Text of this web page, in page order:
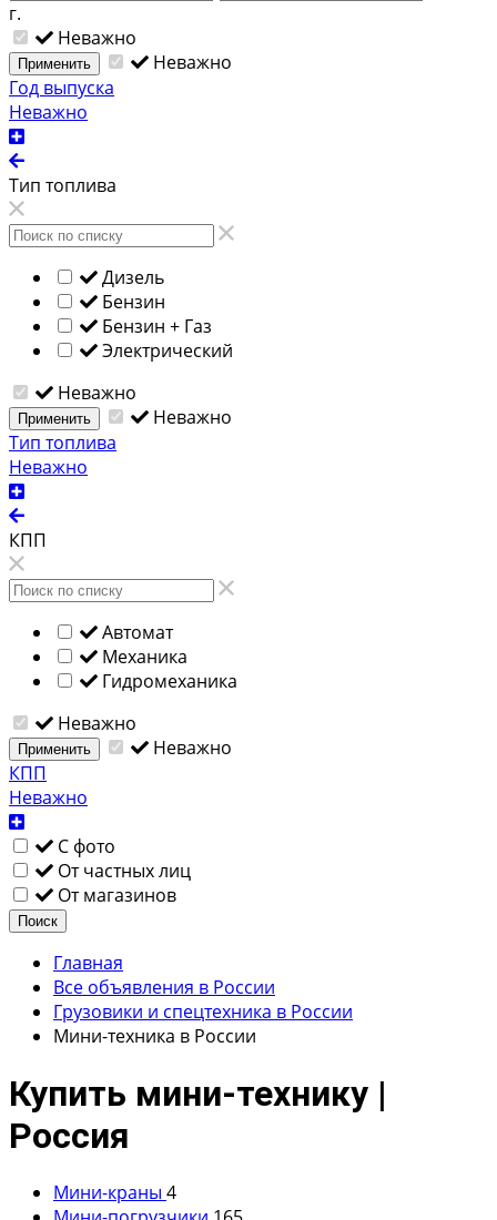
г.
Неважно
Применить
Неважно
Год выпуска
Неважно
Тип топлива
Дизель
Бензин
Бензин + Газ
Электрический
Неважно
Применить
Неважно
Тип топлива
Неважно
КПП
Автомат
Механика
Гидромеханика
Неважно
Применить
Неважно
КПП
Неважно
С фото
От частных лиц
От магазинов
Поиск
Главная
Все объявления в России
Грузовики и спецтехника в России
Мини-техника в России
Купить мини-технику |
Россия
Мини-краны 4